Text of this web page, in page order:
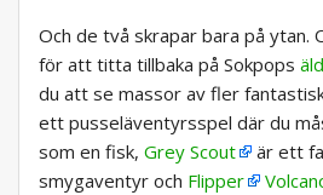
Och de två skrapar bara på ytan.
för att titta tillbaka på Sokpops
du att se massor av fler
ett pusseläventyrsspel där du
som en fisk, Grey Scout
är ett
smygaventyr och Flipper